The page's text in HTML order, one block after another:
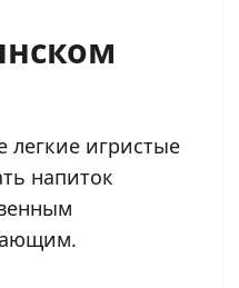
легкие игристые
напиток